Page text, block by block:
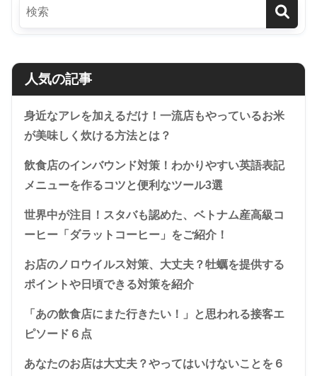
人気の記事
身近なアレを加えるだけ！一流店もやっているお米
が美味しく炊ける方法とは？
飲食店のインバウンド対策！わかりやすい英語表記
メニューを作るコツと便利なツール3選
世界中が注目！スタバも認めた、ベトナム産高級コ
ーヒー「ダラットコーヒー」をご紹介！
お店のノロウイルス対策、大丈夫？牡蠣を提供する
ポイントや日頃できる対策を紹介
「あの飲食店にまた行きたい！」と思われる接客エ
ピソード６点
あなたのお店は大丈夫？やってはいけないことを６